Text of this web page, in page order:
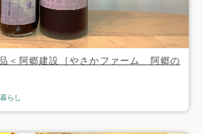
＜阿郷建設［やさかファーム 阿郷の
暮らし